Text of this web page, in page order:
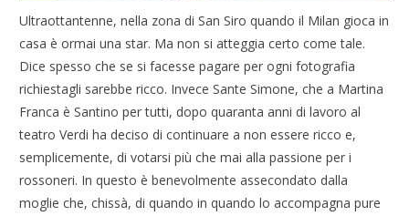
Ultraottantenne, nella zona di San Siro quando il Milan gioca in
casa è ormai una star. Ma non si atteggia certo come tale.
Dice spesso che se si facesse pagare per ogni fotografia
richiestagli sarebbe ricco. Invece Sante Simone, che a Martina
Franca è Santino per tutti, dopo quaranta anni di lavoro al
teatro Verdi ha deciso di continuare a non essere ricco e,
semplicemente, di votarsi più che mai alla passione per i
rossoneri. In questo è benevolmente assecondato dalla
moglie che, chissà, di quando in quando lo accompagna pure